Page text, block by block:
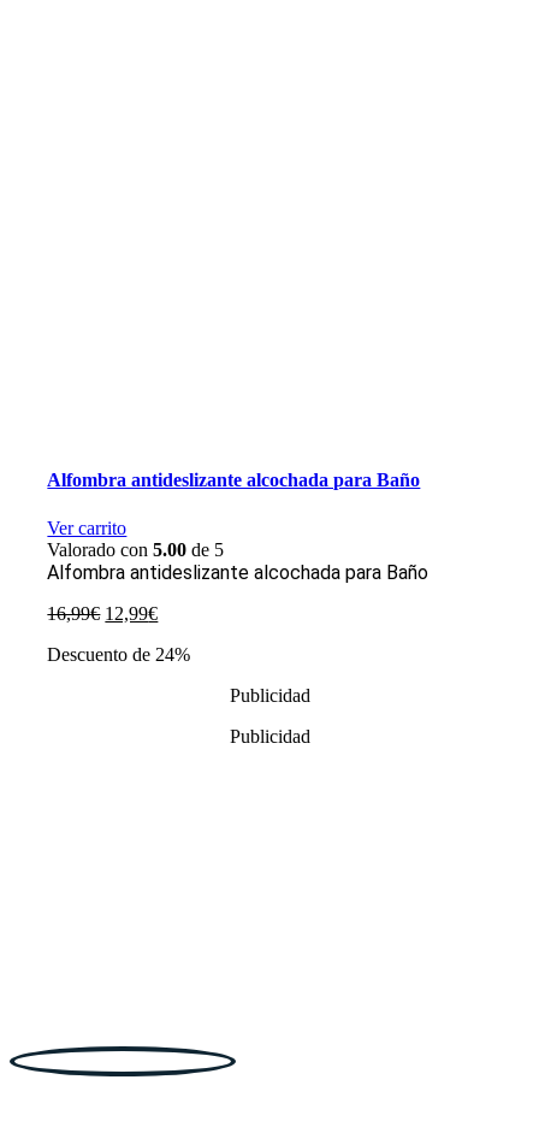
Alfombra antideslizante alcochada para Baño
Ver carrito
Valorado con5.00 de 5
Alfombra antideslizante alcochada para Baño
16,99€ El
original
12,99€El
actual
Descuento de 24%
Publicidad
Publicidad